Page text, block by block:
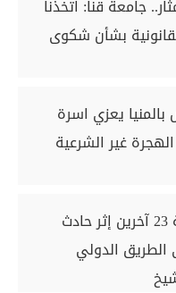
جامعة قنا: اتخذنا
بشأن شكوى
يعزي اسرة
غير الشرعية
وفاة فتاة وإصابة 23 آخرين إثر حادث
الطريق الدولي